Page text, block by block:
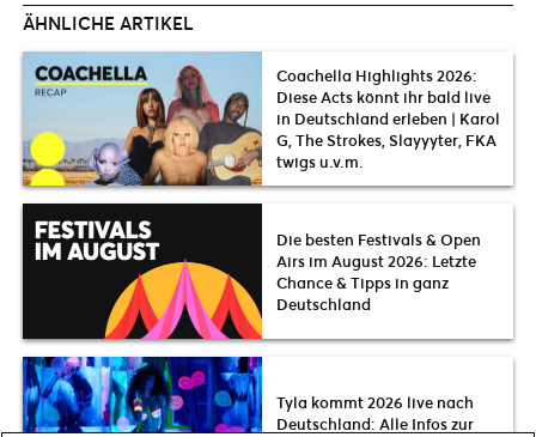
ÄHNLICHE ARTIKEL
Coachella Highlights 2026:
Diese Acts könnt ihr bald live
in Deutschland erleben | Karol
G, The Strokes, Slayyyter, FKA
twigs u.v.m.
Die besten Festivals & Open
Airs im August 2026: Letzte
Chance & Tipps in ganz
Deutschland
Tyla kommt 2026 live nach
Deutschland: Alle Infos zur